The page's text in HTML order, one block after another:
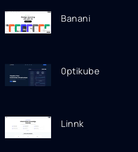
Banani
0ptikube
Linnk